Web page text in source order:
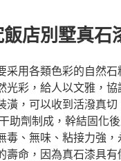
店別墅真石
用各類色彩的自然石
光彩，給人以文雅，
，可以收到活潑真切
助劑制成，幹結固化
、無味、粘接力強
命，因為真石漆具有